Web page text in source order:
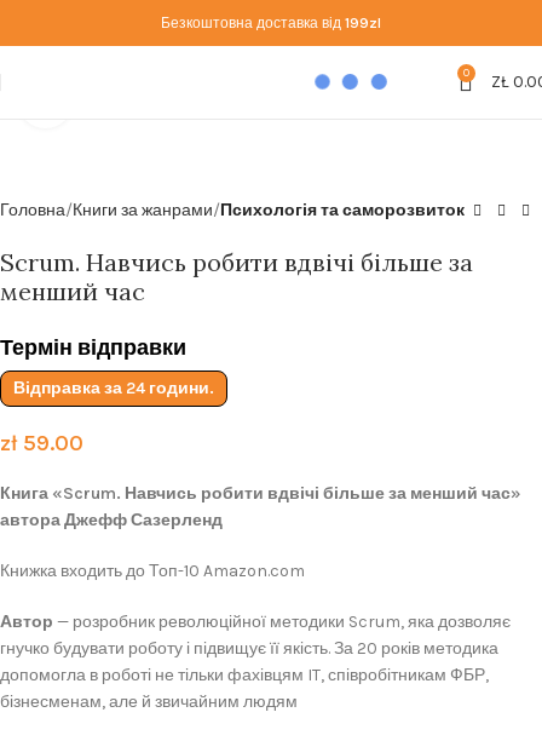
Безкоштовна доставка від 199zl
0 ZŁ
Головна Книги за жанрами Психологія та саморозвиток
Scrum. Навчись робити вдвічі більше за
менший час
Термін відправки
Відправка за 24 години.
zł59.00
Книга «Scrum. Навчись робити вдвічі більше за менший час»
автора Джефф Сазерленд
Книжка входить до Топ-10 Amazon.com
Автор — розробник революційної методики Scrum, яка дозволяє
гнучко будувати роботу і підвищує її якість. За 20 років методика
допомогла в роботі не тільки фахівцям IT, співробітникам ФБР,
бізнесменам, але й звичайним людям